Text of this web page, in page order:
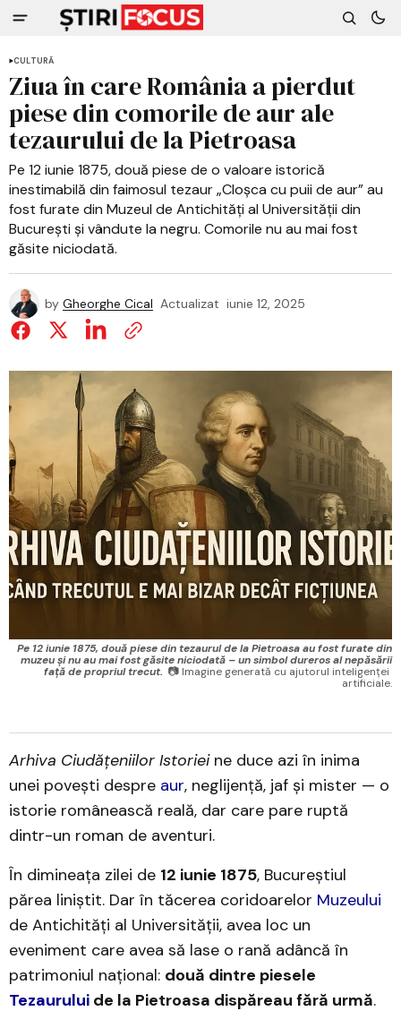
CULTURĂ
Ziua în care România a pierdut
piese din comorile de aur ale
tezaurului de la Pietroasa
Pe 12 iunie 1875, două piese de o valoare istorică
inestimabilă din faimosul tezaur „Cloșca cu puii de aur” au
fost furate din Muzeul de Antichități al Universității din
București și vândute la negru. Comorile nu au mai fost
găsite niciodată.
by Gheorghe Cical Actualizat iunie 12, 2025
Pe 12 iunie 1875, două piese din tezaurul de la Pietroasa au fost furate din
muzeu și nu au mai fost găsite niciodată – un simbol dureros al nepăsării
față de propriul trecut. 📷 Imagine generată cu ajutorul inteligenței
artificiale.
Arhiva Ciudățeniilor Istorieine duce azi în inima
unei povești despre aur, neglijență, jaf și mister — o
istorie românească reală, dar care pare ruptă
dintr-un roman de aventuri.
În dimineața zilei de 12 iunie 1875, Bucureștiul
părea liniștit. Dar în tăcerea coridoarelor Muzeului
de Antichități al Universității, avea loc un
eveniment care avea să lase o rană adâncă în
patrimoniul național: două dintre piesele
Tezaurului de la Pietroasa dispăreau fără urmă.